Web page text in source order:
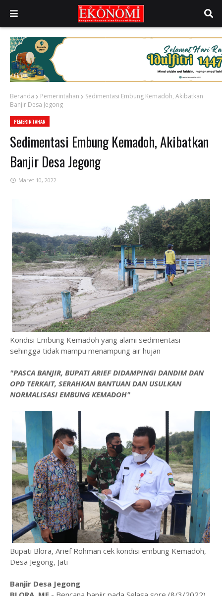
Beranda Pemerintahan
Sedimentasi Embung Kemadoh, Akibatkan
Banjir Desa Jegong
PEMERINTAHAN
Sedimentasi Embung Kemadoh, Akibatkan
Banjir Desa Jegong
Maret 10, 2022
Kondisi Embung Kemadoh yang alami sedimentasi
sehingga tidak mampu menampung air hujan
"PASCA BANJIR, BUPATI ARIEF DIDAMPINGI DANDIM DAN
OPD TERKAIT, SERAHKAN BANTUAN DAN USULKAN
NORMALISASI EMBUNG KEMADOH"
Bupati Blora, Arief Rohman cek kondisi embung Kemadoh,
Desa Jegong, Jati
Banjir Desa Jegong